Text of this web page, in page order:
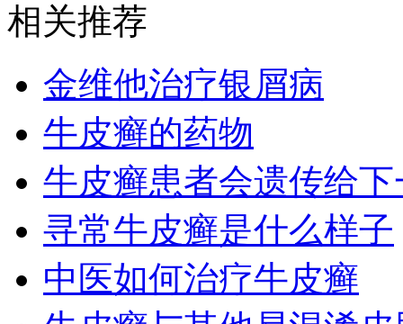
相关推荐
金维他治疗银屑病
牛皮癣的药物
牛皮癣患者会遗传给
寻常牛皮癣是什么样子
中医如何治疗牛皮癣